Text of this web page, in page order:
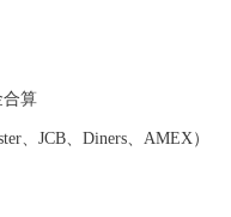
合算
、JCB、Diners、AMEX）